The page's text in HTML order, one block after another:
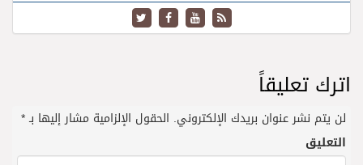
اترك تعليقاً
لن يتم نشر عنوان بريدك الإلكتروني. الحقول الإلزامية مشار إليها بـ*
التعليق